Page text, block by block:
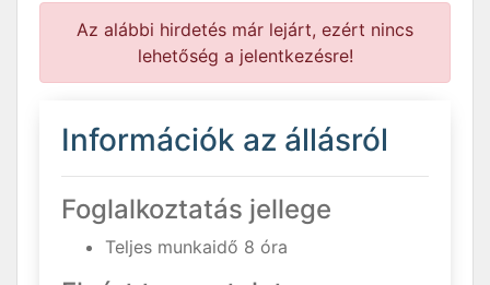
Az alábbi hirdetés már lejárt, ezért nincs
lehetőség a jelentkezésre!
Információk az állásról
Foglalkoztatás jellege
Teljes munkaidő 8 óra